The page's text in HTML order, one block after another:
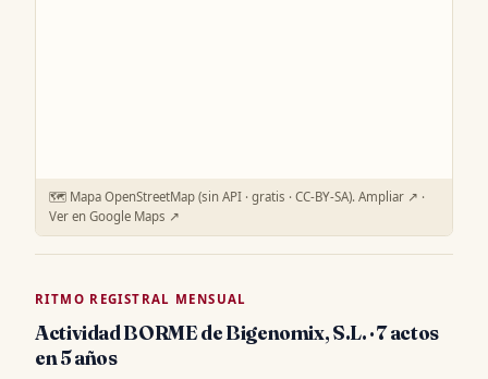
🗺️ Mapa OpenStreetMap (sin API · gratis · CC-BY-SA). Ampliar ↗ ·
Ver en Google Maps ↗
RITMO REGISTRAL MENSUAL
Actividad BORME de Bigenomix, S.L. · 7 actos
en 5 años